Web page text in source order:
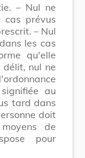
– Nul ne
cas prévus
– Nul
les cas
qu'elle
nul ne
au
tard dans
doit
de
pour